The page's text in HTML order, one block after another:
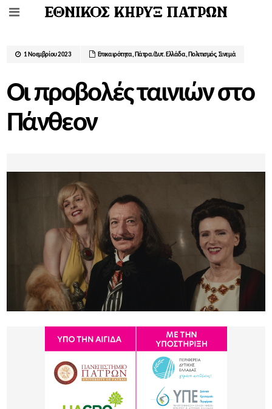
1 Νοεμβρίου 2023 Επικαιρότητα, Πάτρα/Δυτ. Ελλάδα, Πολιτισμός,Σινεμά
Οι προβολές ταινιών στο
Πάνθεον